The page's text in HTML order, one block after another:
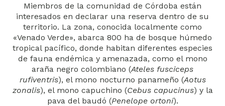
Miembros de la comunidad de Córdoba están
interesados en declarar una reserva dentro de su
territorio. La zona, conocida localmente como
«Venado Verde», abarca 800 ha de bosque húmedo
tropical pacífico, donde habitan diferentes especies
de fauna endémica y amenazada, como el mono
araña negro colombiano (Ateles fusciceps
rufiventris), el mono nocturno panameño (Aotus
zonalis), el mono capuchino (Cebus capucinus) y la
pava del baudó (Penelope ortoni).